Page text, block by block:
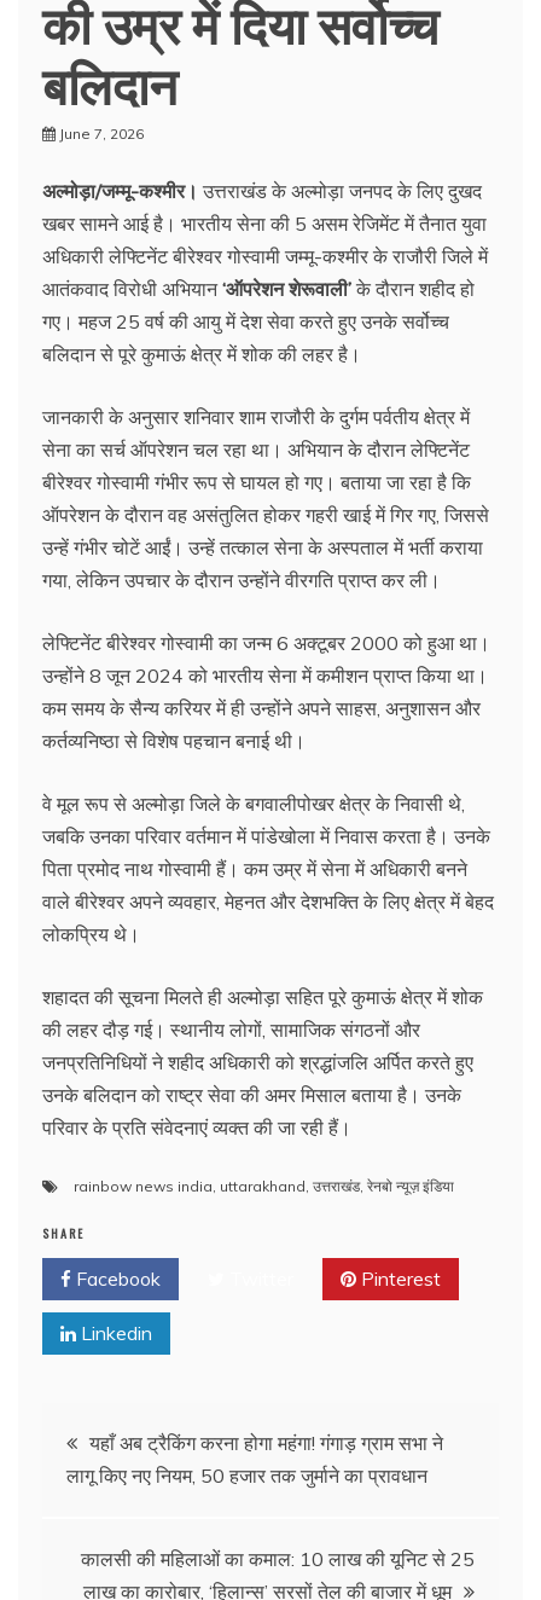
की उम्र में दिया सर्वोच्च
बलिदान
June 7, 2026
अल्मोड़ा/जम्मू-कश्मीर। उत्तराखंड के अल्मोड़ा जनपद के लिए दुखद
खबर सामने आई है। भारतीय सेना की 5 असम रेजिमेंट में तैनात युवा
अधिकारी लेफ्टिनेंट बीरेश्वर गोस्वामी जम्मू-कश्मीर के राजौरी जिले में
आतंकवाद विरोधी अभियान‘ऑपरेशन शेरूवाली’के दौरान शहीद हो
गए। महज 25 वर्ष की आयु में देश सेवा करते हुए उनके सर्वोच्च
बलिदान से पूरे कुमाऊं क्षेत्र में शोक की लहर है।
जानकारी के अनुसार शनिवार शाम राजौरी के दुर्गम पर्वतीय क्षेत्र में
सेना का सर्च ऑपरेशन चल रहा था। अभियान के दौरान लेफ्टिनेंट
बीरेश्वर गोस्वामी गंभीर रूप से घायल हो गए। बताया जा रहा है कि
ऑपरेशन के दौरान वह असंतुलित होकर गहरी खाई में गिर गए, जिससे
उन्हें गंभीर चोटें आईं। उन्हें तत्काल सेना के अस्पताल में भर्ती कराया
गया, लेकिन उपचार के दौरान उन्होंने वीरगति प्राप्त कर ली।
लेफ्टिनेंट बीरेश्वर गोस्वामी का जन्म 6 अक्टूबर 2000 को हुआ था।
उन्होंने 8 जून 2024 को भारतीय सेना में कमीशन प्राप्त किया था।
कम समय के सैन्य करियर में ही उन्होंने अपने साहस, अनुशासन और
कर्तव्यनिष्ठा से विशेष पहचान बनाई थी।
वे मूल रूप से अल्मोड़ा जिले के बगवालीपोखर क्षेत्र के निवासी थे,
जबकि उनका परिवार वर्तमान में पांडेखोला में निवास करता है। उनके
पिता प्रमोद नाथ गोस्वामी हैं। कम उम्र में सेना में अधिकारी बनने
वाले बीरेश्वर अपने व्यवहार, मेहनत और देशभक्ति के लिए क्षेत्र में बेहद
लोकप्रिय थे।
शहादत की सूचना मिलते ही अल्मोड़ा सहित पूरे कुमाऊं क्षेत्र में शोक
की लहर दौड़ गई। स्थानीय लोगों, सामाजिक संगठनों और
जनप्रतिनिधियों ने शहीद अधिकारी को श्रद्धांजलि अर्पित करते हुए
उनके बलिदान को राष्ट्र सेवा की अमर मिसाल बताया है। उनके
परिवार के प्रति संवेदनाएं व्यक्त की जा रही हैं।
rainbow news india, uttarakhand, उत्तराखंड, रेनबो न्यूज़ इंडिया
SHARE
Facebook Pinterest
Linkedin
Post
navigation
यहाँ अब ट्रैकिंग करना होगा महंगा! गंगाड़ ग्राम सभा ने
लागू किए नए नियम, 50 हजार तक जुर्माने का प्रावधान
कालसी की महिलाओं का कमाल: 10 लाख की यूनिट से 25
लाख का कारोबार, ‘हिलान्स’ सरसों तेल की बाजार में धूम